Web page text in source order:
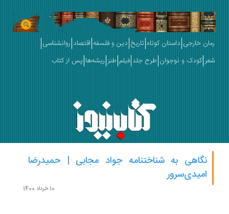
خارجی داستان کوتاه تاریخ دین و فلسفه اقتصاد روانشناسی
کودک و نوجوان طرح جلد فیلم طنز ریشه‌ها پس از کتاب
نگاهی به شناختنامه جواد مجابی | حمیدرضا
امیدی‌سرور